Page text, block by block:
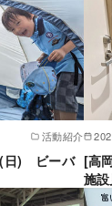
活動紹介
(日) ビーバ [高
施